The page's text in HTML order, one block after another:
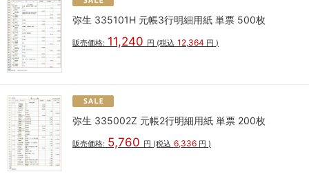
弥生 335101H 元帳3行明細用紙 単票 500枚
販売価格: 11,240 円 (税込 12,364 円 )
弥生 335002Z 元帳2行明細用紙 単票 200枚
販売価格: 5,760 円 (税込 6,336 円 )